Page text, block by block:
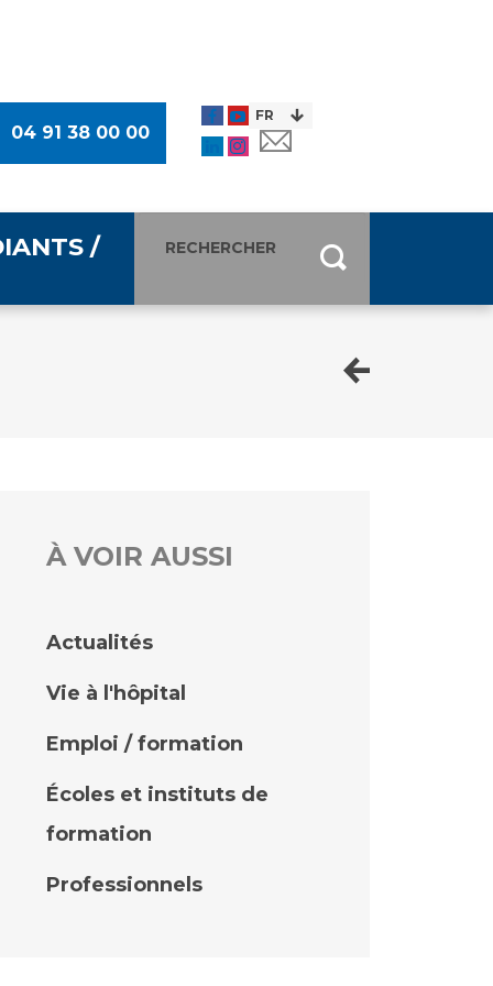
04 91 38 00 00
qualité et de sécurité des soins
données
en santé à l’AP-HM
sans tabac
/
À VOIR AUSSI
Actualités
Vie à l'hôpital
Emploi / formation
Écoles et instituts de
formation
Professionnels